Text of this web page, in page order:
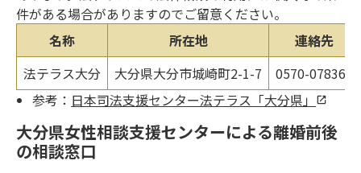
件がある場合がありますのでご留意ください。
名称
所在地
連絡先
法テラス大分
大分県大分市城崎町2-1-7
0570-078363
参考： 日本司法支援センター法テラス「大分県」
大分県女性相談支援センターによる離婚前後
の相談窓口